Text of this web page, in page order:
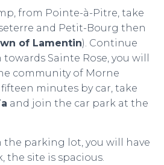
from Pointe-à-Pitre, take
and Petit-Bourg then
of Lamentin). Continue
Sainte Rose, you will
community of Morne
minutes by car, take
and join the car park at the
the parking lot, you will have
the site is spacious.